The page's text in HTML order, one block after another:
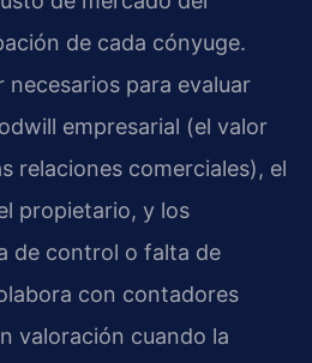
de cada cónyuge.
necesarios para evaluar
empresarial (el valor
relaciones comerciales), el
propietario, y los
de control o falta de
con contadores
valoración cuando la